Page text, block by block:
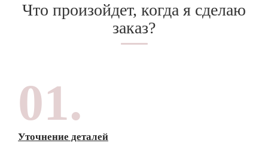
Что произойдет, когда я сделаю
заказ?
01.
Уточнение деталей